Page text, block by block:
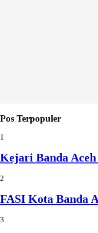
Pos Terpopuler
1
Kejari Banda
2
FASI Kota Banda
3